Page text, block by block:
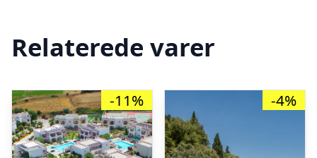
Relaterede varer
-11% -4%